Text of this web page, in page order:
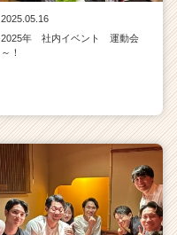
2025.05.16
2025年 社内イベント 運動会
～！